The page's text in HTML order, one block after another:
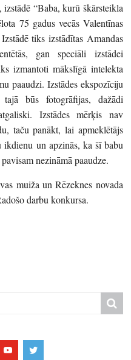
“Baba, kurū škārsteikla
75 gadus vecās Valentīnas
tiks izstādītas Amandas
gan speciāli izstādei
izmantoti mākslīgā intelekta
paaudzi. Izstādes ekspozīciju
būs fotogrāfijas, dažādi
Izstādes mērķis nav
taču panākt, lai apmeklētājs
un apzinās, ka šī babu
nezināmā paaudze.
muiža un Rēzeknes novada
darbu konkursa.